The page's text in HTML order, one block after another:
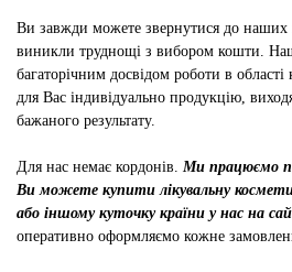
Ви завжди можете звернутися до наших
виникли труднощі з вибором кошти.
багаторічним досвідом роботи в
для Вас індивідуально продукцію,
бажаного результату.
Для нас немає кордонів.
Ми працюємо
Ви можете купити лікувальну
або іншому куточку країни у нас на
оперативно оформляємо кожне